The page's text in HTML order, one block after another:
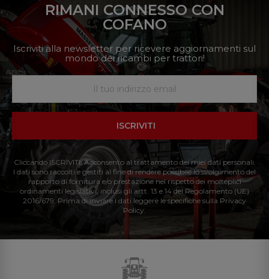
RIMANI CONNESSO CON
COFANO
Iscriviti alla newsletter per ricevere aggiornamenti sul
mondo dei ricambi per trattori!
ISCRIVITI
Cliccando ISCRIVITI: Acconsento al trattamento dei miei dati personali.
I dati sono raccolti e gestiti al fine di rendere possibile lo svolgimento del
rapporto di fornitura e/o prestazione nel rispetto dei molteplici
ordinamenti legislativi, inclusi gli artt. 13 e 14 del Regolamento (UE)
2016/679. Prima di inviare i dati leggere le specifiche sulla Privacy
Policy.